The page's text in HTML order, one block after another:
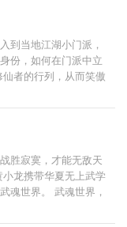
到当地江湖小门派，
份，如何在门派中立
者的行列，从而笑傲
胜寂寞，才能无敌天
龙携带华夏无上武学
魂世界。 武魂世界，
一名战士，而原本拥
觉醒时，却被家族之